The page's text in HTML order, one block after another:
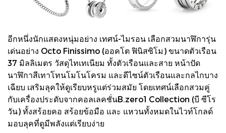
อีกหนึ่งนักแสดงหนุ่มอย่าง เทศน์-ไมรอน เลือกสวมนาฬิการุ่น
เด่นอย่าง Octo Finissimo (ออคโต ฟินิสซิโม) ขนาดตัวเรือน
37 มิลลิเมตร วัสดุไทเทเนียม ทั้งตัวเรือนและสาย หน้าปัด
นาฬิกาสีเทาโทนโมโนโครม และดีไซน์ตัวเรือนและกลไกบาง
เฉียบ เสริมลุคให้ดูเรียบหรูแต่ร่วมสมัย โดยเทศน์เลือกสวมคู่
กับเครื่องประดับจากคอลเลคชั่นB.zero1 Collection (บี ซีโร
วัน) ทั้งสร้อยคอ สร้อยข้อมือ และ แหวนทั้งหมดในไวท์โกลด์
มอบลุคที่ดูมีพลังแต่เรียบง่าย